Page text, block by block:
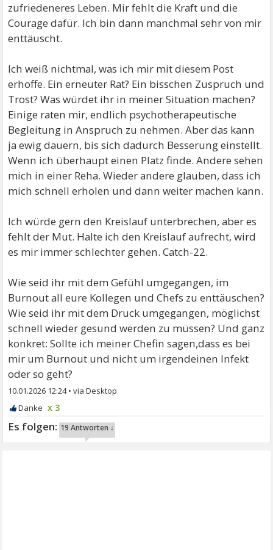
zufriedeneres Leben. Mir fehlt die Kraft und die
Courage dafür. Ich bin dann manchmal sehr von mir
enttäuscht.
Ich weiß nichtmal, was ich mir mit diesem Post
erhoffe. Ein erneuter Rat? Ein bisschen Zuspruch und
Trost? Was würdet ihr in meiner Situation machen?
Einige raten mir, endlich psychotherapeutische
Begleitung in Anspruch zu nehmen. Aber das kann
ja ewig dauern, bis sich dadurch Besserung einstellt.
Wenn ich überhaupt einen Platz finde. Andere sehen
mich in einer Reha. Wieder andere glauben, dass ich
mich schnell erholen und dann weiter machen kann.
Ich würde gern den Kreislauf unterbrechen, aber es
fehlt der Mut. Halte ich den Kreislauf aufrecht, wird
es mir immer schlechter gehen. Catch-22.
Wie seid ihr mit dem Gefühl umgegangen, im
Burnout all eure Kollegen und Chefs zu enttäuschen?
Wie seid ihr mit dem Druck umgegangen, möglichst
schnell wieder gesund werden zu müssen? Und ganz
konkret: Sollte ich meiner Chefin sagen,dass es bei
mir um Burnout und nicht um irgendeinen Infekt
oder so geht?
10.01.2026 12:24•
x 3
19 Antworten ↓